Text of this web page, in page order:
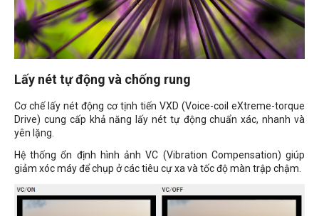
Lấy nét tự động và chống rung
Cơ chế lấy nét động cơ tịnh tiến VXD (Voice-coil eXtreme-torque
Drive) cung cấp khả năng lấy nét tự động chuẩn xác, nhanh và
yên lặng.
Hệ thống ổn định hình ảnh VC (Vibration Compensation) giúp
giảm xóc máy để chụp ở các tiêu cự xa và tốc độ màn trập chậm.